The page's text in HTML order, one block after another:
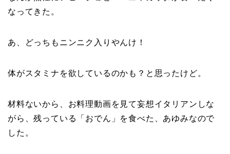
なってきた。
あ、どっちもニンニク入りやんけ！
体がスタミナを欲しているのかも？と思ったけど。
材料ないから、お料理動画を見て妄想イタリアンしな
がら、残っている「おでん」を食べた、あゆみなので
した。